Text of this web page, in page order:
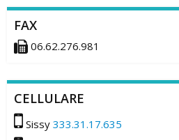
FAX
06.62.276.981
CELLULARE
Sissy 333.31.17.635